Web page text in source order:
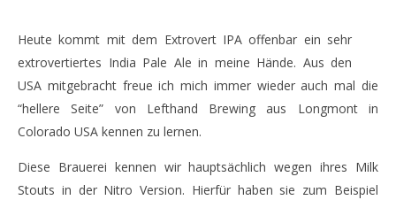
Heute kommt mit dem Extrovert IPA offenbar ein sehr
extrovertiertes India Pale Ale in meine Hände. Aus den
USA mitgebracht freue ich mich immer wieder auch mal die
“hellere Seite” von Lefthand Brewing aus Longmont in
Colorado USA kennen zu lernen.
Diese Brauerei kennen wir hauptsächlich wegen ihres Milk
Stouts in der Nitro Version. Hierfür haben sie zum Beispiel